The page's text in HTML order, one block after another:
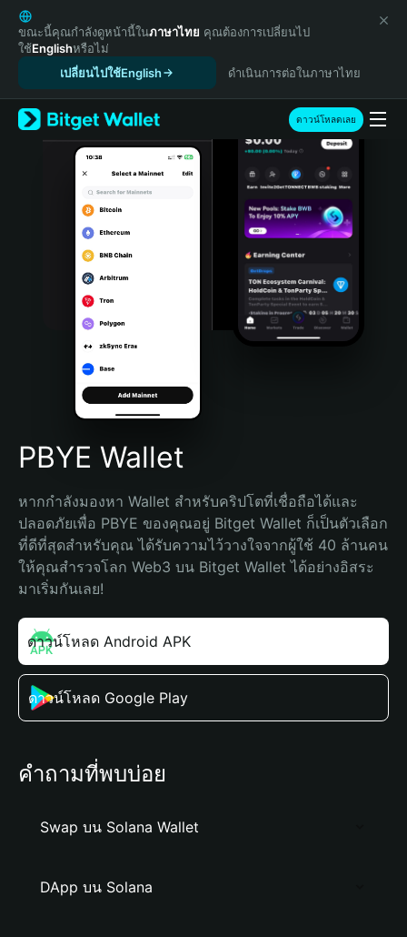
English
日本語
Tiếng Việt
Español (Latinoamérica)
Türkçe
Italiano
Português (Portugal)
Bahasa Indonesia
Português (Brasil)
Español (Argentina)
ขณะนี้คุณกำลังดูหน้านี้ในภาษาไทย คุณต้องการเปลี่ยนไป
ใช้Englishหรือไม่
เปลี่ยนไปใช้English
ดำเนินการต่อในภาษาไทย
ดาวน์โหลดเลย
PBYE Wallet
หากกำลังมองหา Wallet สำหรับคริปโตที่เชื่อถือได้และ
ปลอดภัยเพื่อ PBYE ของคุณอยู่ Bitget Wallet ก็เป็นตัวเลือก
ที่ดีที่สุดสำหรับคุณ ได้รับความไว้วางใจจากผู้ใช้ 40 ล้านคน
ให้คุณสำรวจโลก Web3 บน Bitget Wallet ได้อย่างอิสระ
มาเริ่มกันเลย!
ดาวน์โหลด Android APK
ดาวน์โหลด Google Play
คำถามที่พบบ่อย
Swap บน Solana Wallet
DApp บน Solana